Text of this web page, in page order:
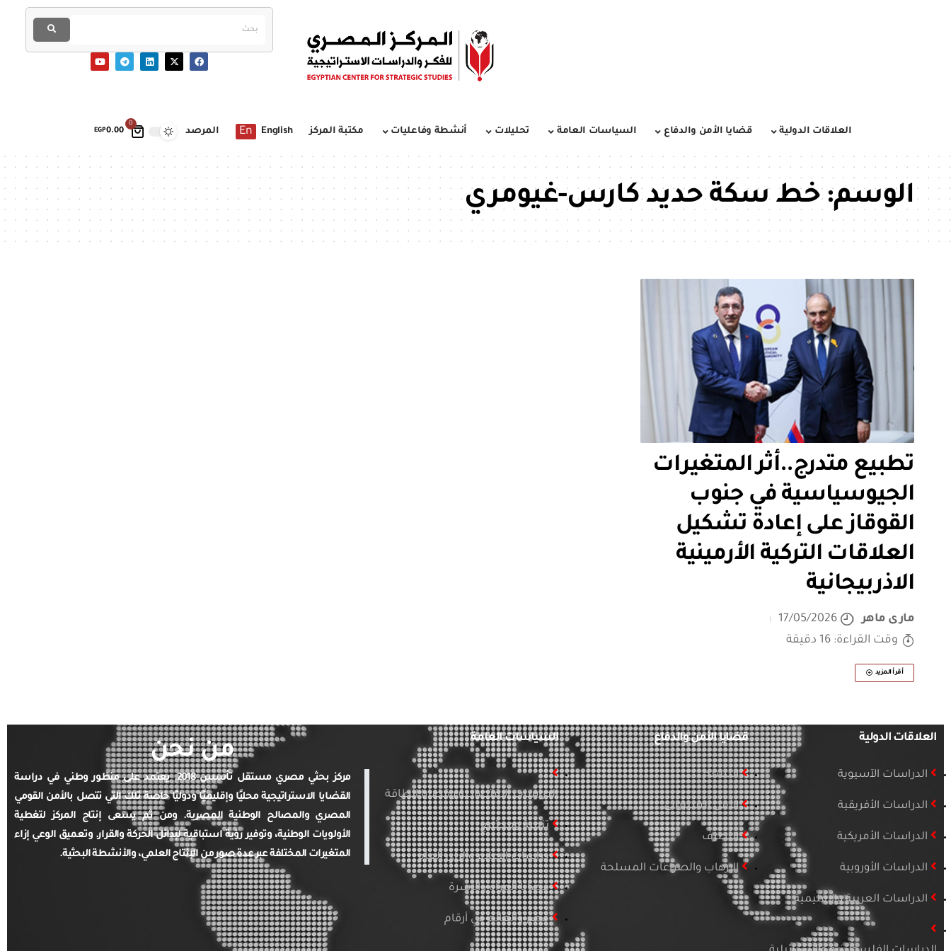
0
EGP0.00 العلاقات الدولية قضايا الأمن والدفاع السياسات العامة تحليلات أنشطة وفاعليات مكتبة المركز English
En المرصد
الوسم:خط سكة حديد كارس-غيومري
تطبيع متدرج..أثر المتغيرات
الجيوسياسية في جنوب
القوقاز على إعادة تشكيل
العلاقات التركية الأرمينية
الاذربيجانية
مارى ماهر
17/05/2026
وقت القراءة: 16 دقيقة
أقرأ المزيد
العلاقات الدولية
الدراسات الآسيوية
الدراسات الأفريقية
الدراسات الأمريكية
الدراسات الأوروبية
الدراسات العربية والإقليمية
قضايا الأمن والدفاع
التسلح
الأمن السيبراني
التطرف
الإرهاب والصراعات المسلحة
السياسات العامة
الدراسات الاقتصادية وقضايا الطاقة
تنمية ومجتمع
دراسات الإعلام والرأي العام
قضايا المرأة والأسرة
مصر والعالم في أرقام
من نحن
مركز بحثي مصري مستقل تأسس 2018. يعتمد على منظور وطني في دراسة
القضايا الاستراتيجية محليًا وإقليميًا ودوليًا خاصة تلك التي تتصل بالأمن القومي
المصري والمصالح الوطنية المصرية. ومن ثم يسعى إنتاج المركز لتغطية
الأولويات الوطنية، وتوفير رؤية استباقية لبدائل الحركة والقرار. وتعميق الوعي إزاء
المتغيرات المختلفة عبر عدة صور من الإنتاج العلمي، والأنشطة البحثية.